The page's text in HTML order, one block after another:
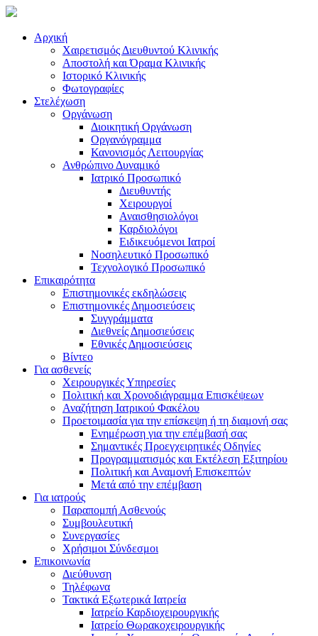
Αρχική
Χαιρετισμός Διευθυντού Κλινικής
Αποστολή και Όραμα Κλινικής
Ιστορικό Κλινικής
Φωτογραφίες
Στελέχωση
Οργάνωση
Διοικητική Οργάνωση
Οργανόγραμμα
Κανονισμός Λειτουργίας
Ανθρώπινο Δυναμικό
Ιατρικό Προσωπικό
Διευθυντής
Χειρουργοί
Αναισθησιολόγοι
Καρδιολόγοι
Ειδικευόμενοι Ιατροί
Νοσηλευτικό Προσωπικό
Τεχνολογικό Προσωπικό
Επικαιρότητα
Επιστημονικές εκδηλώσεις
Επιστημονικές Δημοσιεύσεις
Συγγράμματα
Διεθνείς Δημοσιεύσεις
Εθνικές Δημοσιεύσεις
Βίντεο
Για ασθενείς
Χειρουργικές Υπηρεσίες
Πολιτική και Χρονοδιάγραμμα Επισκέψεων
Αναζήτηση Ιατρικού Φακέλου
Προετοιμασία για την επίσκεψη ή τη διαμονή σας
Ενημέρωση για την επέμβασή σας
Σημαντικές Προεγχειρητικές Οδηγίες
Προγραμματισμός και Εκτέλεση Εξιτηρίου
Πολιτική και Αναμονή Επισκεπτών
Μετά από την επέμβαση
Για ιατρούς
Παραπομπή Ασθενούς
Συμβουλευτική
Συνεργασίες
Χρήσιμοι Σύνδεσμοι
Επικοινωνία
Διεύθυνση
Τηλέφωνα
Τακτικά Εξωτερικά Ιατρεία
Ιατρείο Καρδιοχειρουργικής
Ιατρείο Θωρακοχειρουργικής